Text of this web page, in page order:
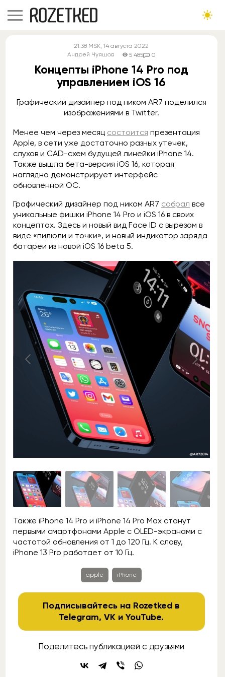
21:38 MSK, 14 августа 2022
Андрей Чуяшов
5 485 0
Концепты iPhone 14 Pro под
управлением iOS 16
Графический дизайнер под ником AR7 поделился
изображениями в Twitter.
Менее чем через месяц состоится презентация
Apple, в сети уже достаточно разных утечек,
слухов и CAD-схем будущей линейки iPhone 14.
Также вышла бета-версия iOS 16, которая
наглядно демонстрирует интерфейс
обновлённой ОС.
Графический дизайнер под ником AR7 собрал все
уникальные фишки iPhone 14 Pro и iOS 16 в своих
концептах. Здесь и новый вид Face ID с вырезом в
виде «пилюли и точки», и новый индикатор заряда
батареи из новой iOS 16 beta 5.
Также iPhone 14 Pro и iPhone 14 Pro Max станут
первыми смартфонами Apple с OLED-экранами с
частотой обновления от 1 до 120 Гц. К слову,
iPhone 13 Pro работает от 10 Гц.
apple iPhone
Подписывайтесь на Rozetked в
Telegram,VK иYouTube.
Поделитесь публикацией с друзьями